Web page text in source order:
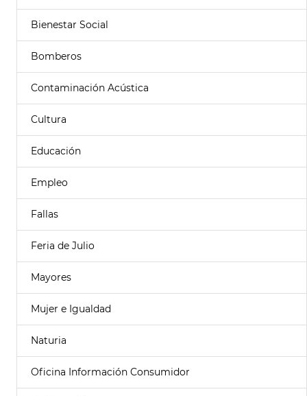
Bienestar Social
Bomberos
Contaminación Acústica
Cultura
Educación
Empleo
Fallas
Feria de Julio
Mayores
Mujer e Igualdad
Naturia
Oficina Información Consumidor